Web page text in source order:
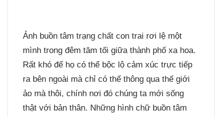
Ảnh buồn tâm trạng chất con trai rơi lệ một
mình trong đêm tăm tối giữa thành phố xa hoa.
Rất khó để họ có thể bộc lộ cảm xúc trực tiếp
ra bên ngoài mà chỉ có thể thông qua thế giới
ảo mà thôi, chính nơi đó chúng ta mới sống
thật với bản thân. Những hình chữ buồn tâm